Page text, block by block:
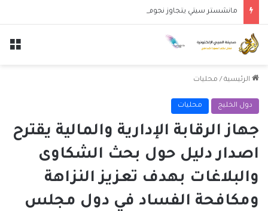
الرئيسية / محليات
دول الخليج محليات
جهاز الرقابة الإدارية والمالية يقترح
اصدار دليل حول بحث الشكاوى
والبلاغات بهدف تعزيز النزاهة
ومكافحة الفساد في دول مجلس